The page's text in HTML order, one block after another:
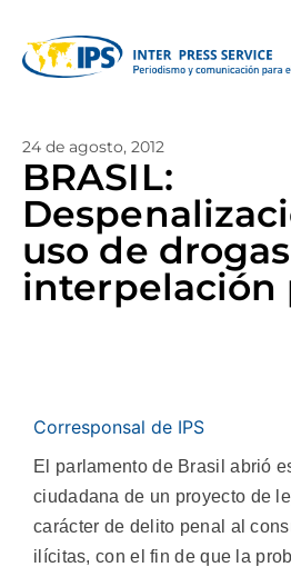
24 de agosto, 2012
BRASIL:
uso de
interpelación
Corresponsal de IPS
El parlamento de Brasil abrió
ciudadana de un proyecto de
carácter de delito penal al
ilícitas, con el fin de que la